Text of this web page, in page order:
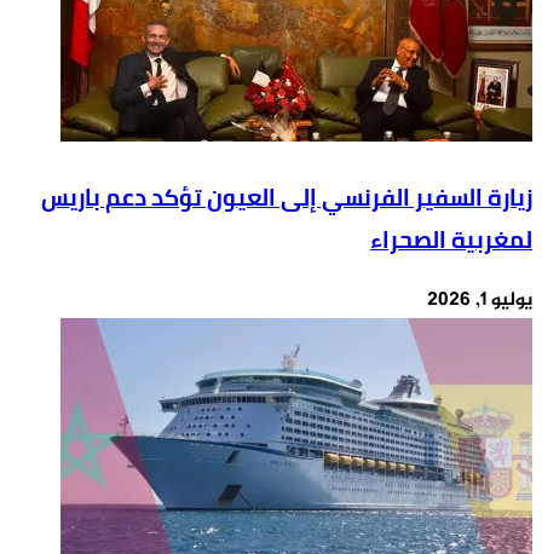
زيارة السفير الفرنسي إلى العيون تؤكد دعم باريس
لمغربية الصحراء
يوليو 1, 2026